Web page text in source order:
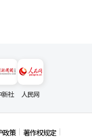
新社 人民网
政策 著作权规定